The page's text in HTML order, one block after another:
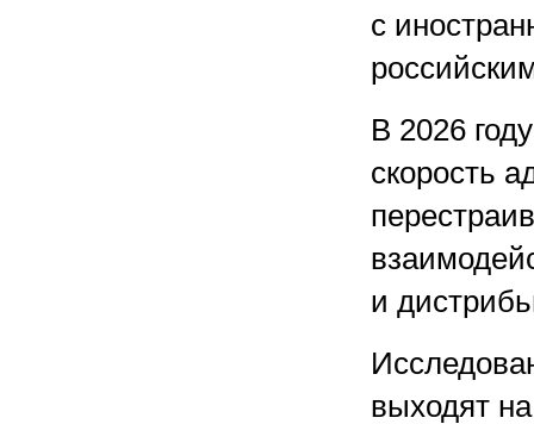
с
В 2026
скорость
и
выходят